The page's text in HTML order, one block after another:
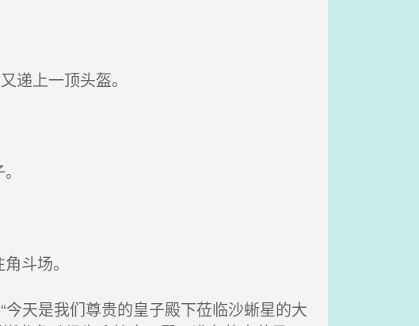
递上一顶头盔。
斗场。
天是我们尊贵的皇子殿下莅临沙蜥星的大